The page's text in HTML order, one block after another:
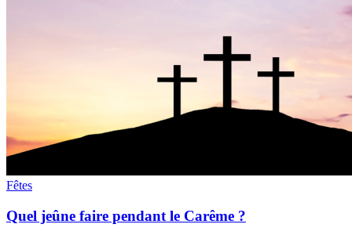
Fêtes
Quel jeûne faire pendant le Carême ?